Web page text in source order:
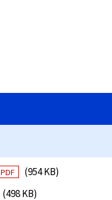
PDF
(954 KB)
(498 KB)